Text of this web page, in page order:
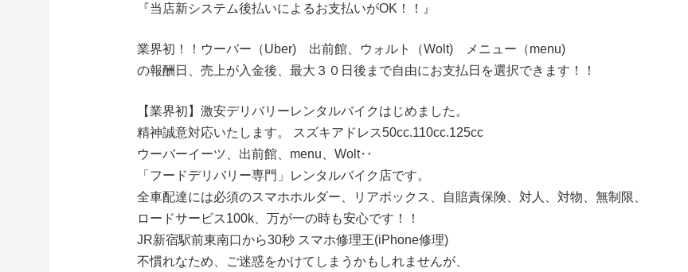
『当店新システム後払いによるお支払いがOK！！』
業界初！！ウーバー（Uber) 出前館、ウォルト（Wolt) メニュー（menu)
の報酬日、売上が入金後、最大３０日後まで自由にお支払日を選択できます！！
【業界初】激安デリバリーレンタルバイクはじめました。
精神誠意対応いたします。 スズキアドレス50cc.110cc.125cc
ウーバーイーツ、出前館、menu、Wolt‥
「フードデリバリー専門」レンタルバイク店です。
全車配達には必須のスマホホルダー、リアボックス、自賠責保険、対人、対物、無制限、
ロードサービス100k、万が一の時も安心です！！
JR新宿駅前東南口から30秒 スマホ修理王(iPhone修理)
不慣れなため、ご迷惑をかけてしまうかもしれませんが、